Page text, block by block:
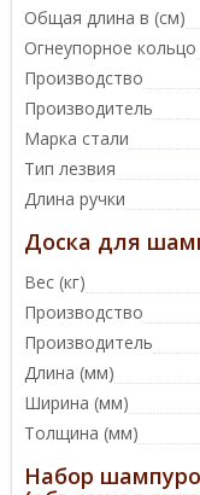
Общая длина в (см)
Огнеупорное кольцо
Производство
Производитель
Марка стали
Тип лезвия
Длина ручки
Доска для
Вес (кг)
Производство
Производитель
Длина (мм)
Ширина (мм)
Толщина (мм)
Набор